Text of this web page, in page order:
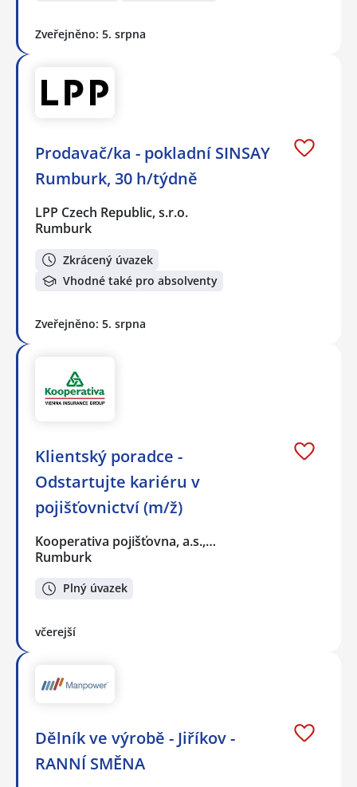
Zveřejněno: 5. srpna
Prodavač/ka - pokladní SINSAY
Rumburk, 30 h/týdně
LPP Czech Republic, s.r.o.
Rumburk
Zkrácený úvazek
Vhodné také pro absolventy
Zveřejněno: 5. srpna
Klientský poradce -
Odstartujte kariéru v
pojišťovnictví (m/ž)
Kooperativa pojišťovna, a.s.,…
Rumburk
Plný úvazek
včerejší
Dělník ve výrobě - Jiříkov -
RANNÍ SMĚNA